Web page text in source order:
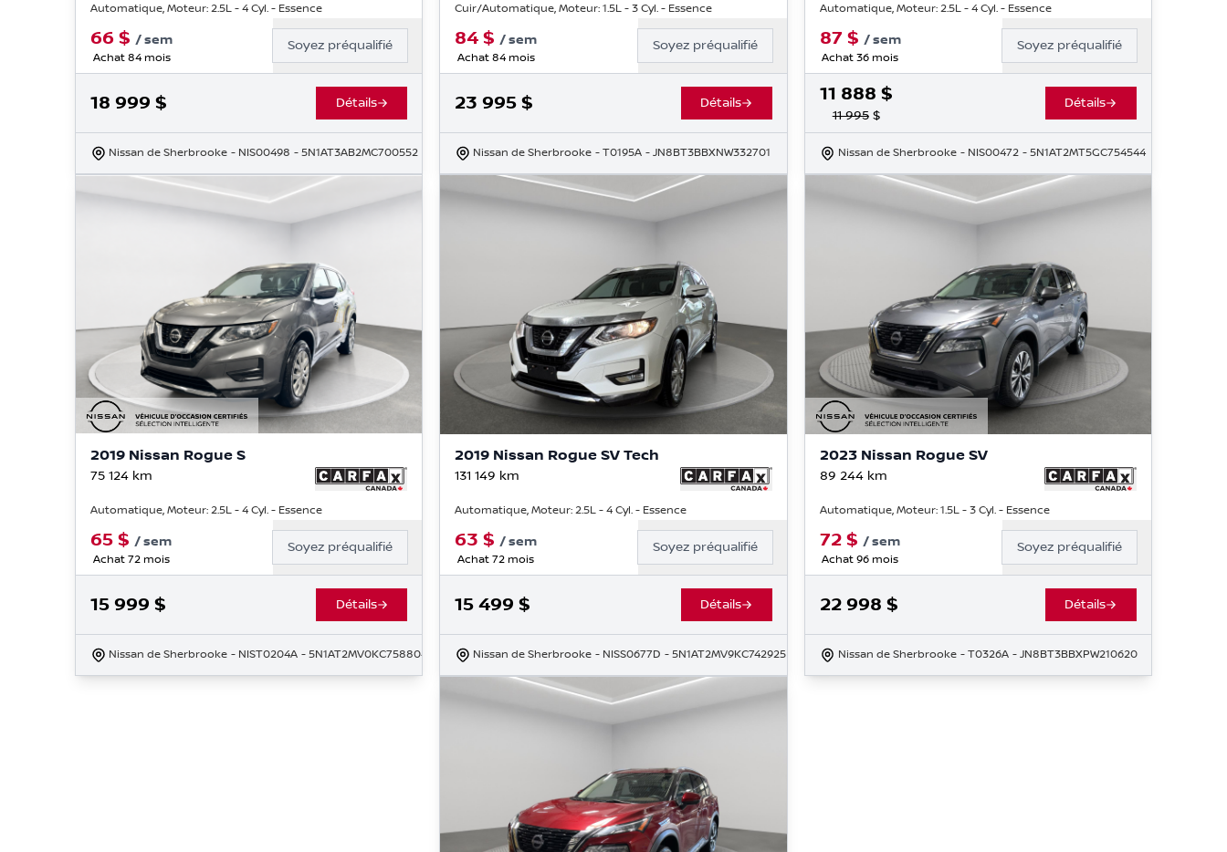
Automatique, Moteur: 2.5L - 4 Cyl. - Essence
66 $ /sem
Achat 84 mois
Soyez préqualifié
18 999 $ Détails
Nissan de Sherbrooke - NIS00498 - 5N1AT3AB2MC700552
Cuir/Automatique, Moteur: 1.5L - 3 Cyl. - Essence
84 $ /sem
Achat 84 mois
Soyez préqualifié
23 995 $ Détails
Nissan de Sherbrooke - T0195A - JN8BT3BBXNW332701
Automatique, Moteur: 2.5L - 4 Cyl. - Essence
87 $ /sem
Achat 36 mois
Soyez préqualifié
11 888 $
11 995$
Détails
Nissan de Sherbrooke - NIS00472 - 5N1AT2MT5GC754544
2019 Nissan Rogue S
75 124 km
Automatique, Moteur: 2.5L - 4 Cyl. - Essence
65 $ /sem
Achat 72 mois
Soyez préqualifié
15 999 $ Détails
Nissan de Sherbrooke - NIST0204A - 5N1AT2MV0KC758804
2019 Nissan Rogue SV Tech
131 149 km
Automatique, Moteur: 2.5L - 4 Cyl. - Essence
63 $ /sem
Achat 72 mois
Soyez préqualifié
15 499 $ Détails
Nissan de Sherbrooke - NISS0677D - 5N1AT2MV9KC742925
2023 Nissan Rogue SV
89 244km
Automatique, Moteur: 1.5L - 3 Cyl. - Essence
72$ /sem
Achat 96 mois
Soyez préqualifié
22 998 $ Détails
Nissan de Sherbrooke - T0326A - JN8BT3BBXPW210620